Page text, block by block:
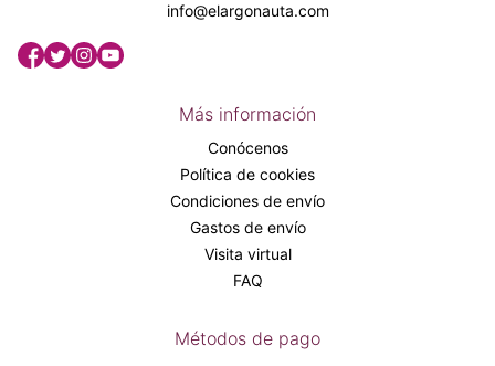
info@elargonauta.com
Más información
Conócenos
Política de cookies
Condiciones de envío
Gastos de envío
Visita virtual
FAQ
Métodos de pago